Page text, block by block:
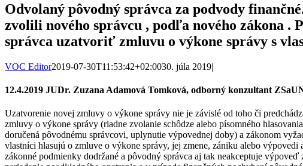
Odvolaný pôvodný správca za podvody
zvolili nového správcu , podľa nového zákona .
správca uzatvoriť zmluvu o výkone správy s
VOC Editor2019-07-30T11:53:42+02:0030. júla 2019|
12.4.2019 JUDr. Zuzana Adamová Tomková, odborný konzultant
Uzatvorenie novej zmluvy o výkone správy nie je závislé od toho či
zmluvy o výkone správy (riadne zvolanie schôdze alebo písomného
doručená pôvodnému správcovi, uplynutie výpovednej doby) a zákonom
vlastníci hlasujú o zmluve o výkone správy, jej zmene, zániku alebo
zákonné podmienky dodržané a pôvodný správca aj tak neakceptuje